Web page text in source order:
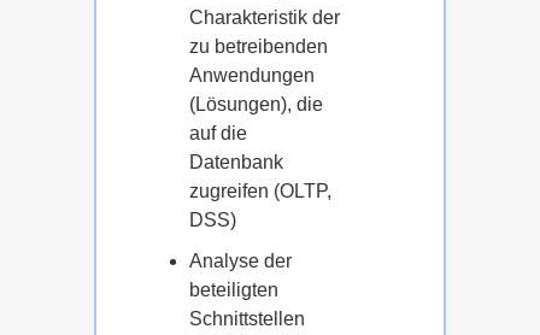
Charakteristik der
zu betreibenden
Anwendungen
(Lösungen), die
auf die
Datenbank
zugreifen (OLTP,
DSS)
Analyse der
beteiligten
Schnittstellen